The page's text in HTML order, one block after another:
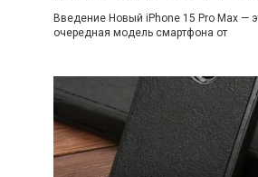
Введение Новый iPhone 15 Pro Max —
очередная модель смартфона от